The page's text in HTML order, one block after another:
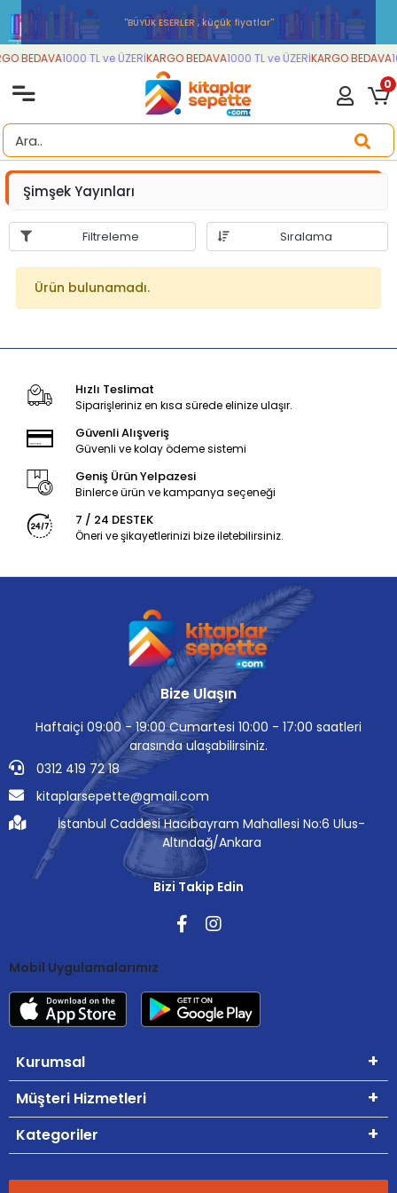
''BÜYÜK ESERLER , küçük fiyatlar''
BEDAVA1000 TL ve ÜZERİKARGO BEDAVA1000 TL ve ÜZERİKARGO BEDAVA
0
Şimşek Yayınları
Filtreleme Sıralama
Ürün bulunamadı.
Hızlı Teslimat
Siparişleriniz en kısa sürede elinize ulaşır.
Güvenli Alışveriş
Güvenli ve kolay ödeme sistemi
Geniş Ürün Yelpazesi
Binlerce ürün ve kampanya seçeneği
7 / 24 DESTEK
Öneri ve şikayetlerinizi bize iletebilirsiniz.
Bize Ulaşın
Haftaiçi 09:00 - 19:00 Cumartesi 10:00 - 17:00 saatleri
arasında ulaşabilirsiniz.
0312 419 72 18
kitaplarsepette@gmail.com
İstanbul Caddesi Hacıbayram Mahallesi No:6 Ulus-
Altındağ/Ankara
Bizi Takip Edin
Mobil Uygulamalarımız
Kurumsal
Müşteri Hizmetleri
Kategoriler